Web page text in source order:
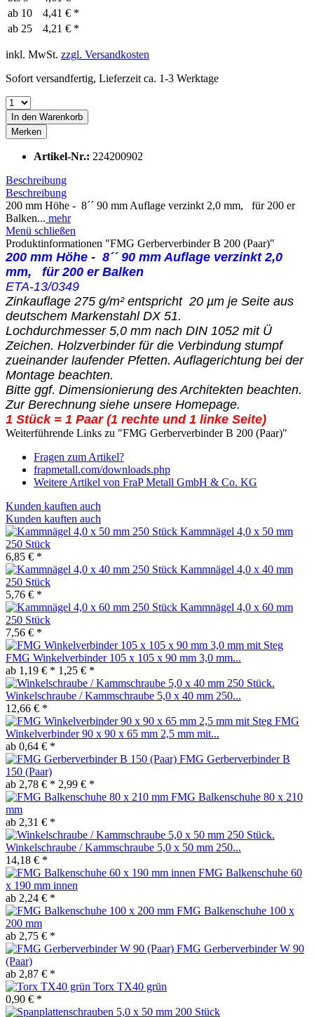
ab 10
4,41 € *
ab 25 4,21 € *
inkl. MwSt. zzgl. Versandkosten
Sofort versandfertig, Lieferzeit ca. 1-3 Werktage
In den Warenkorb
Merken
Artikel-Nr.: 224200902
Beschreibung
Beschreibung
200 mm Höhe - 8´´ 90 mm Auflage verzinkt 2,0 mm, für 200 er
Balken... mehr
Menü schließen
Produktinformationen "FMG Gerberverbinder B 200 (Paar)"
200 mm Höhe - 8´´ 90 mm Auflage verzinkt 2,0
mm, für 200 er Balken
ETA-13/0349
Zinkauflage 275 g/m² entspricht 20 µm je Seite aus
deutschem Markenstahl DX 51.
Lochdurchmesser 5,0 mm nach DIN 1052 mit Ü
Zeichen. Holzverbinder für die Verbindung stumpf
zueinander laufender Pfetten. Auflagerichtung bei der
Montage beachten.
Bitte ggf. Dimensionierung des Architekten beachten.
Zur Berechnung siehe unsere Homepage.
1 Stück = 1 Paar (1 rechte und 1 linke Seite)
Weiterführende Links zu "FMG Gerberverbinder B 200 (Paar)"
Fragen zum Artikel?
frapmetall.com/downloads.php
Weitere Artikel von FraP Metall GmbH & Co. KG
Kunden kauften auch
Kunden kauften auch
Kammnägel 4,0 x 50 mm
250 Stück
6,85 € *
Kammnägel 4,0 x 40 mm
250 Stück
5,76 € *
Kammnägel 4,0 x 60 mm
250 Stück
7,56 € *
FMG Winkelverbinder 105 x 105 x 90 mm 3,0 mm...
ab 1,19 € * 1,25 € *
Winkelschraube / Kammschraube 5,0 x 40 mm 250...
12,66 € *
FMG
Winkelverbinder 90 x 90 x 65 mm 2,5 mm mit...
ab 0,64 € *
FMG Gerberverbinder B
150 (Paar)
ab 2,78 € * 2,99 € *
FMG Balkenschuhe 80 x 210
mm
ab 2,31 € *
Winkelschraube / Kammschraube 5,0 x 50 mm 250...
14,18 € *
FMG Balkenschuhe 60
x 190 mm innen
ab 2,24 € *
FMG Balkenschuhe 100 x
200 mm
ab 2,75 € *
FMG Gerberverbinder W 90
(Paar)
ab 2,87 € *
Torx TX40 grün
0,90 € *